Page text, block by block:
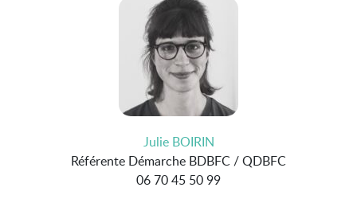
Julie BOIRIN
Référente Démarche BDBFC / QDBFC
06 70 45 50 99